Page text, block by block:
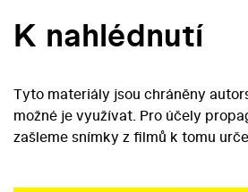
K nahlédnutí
Tyto materiály jsou chráněny
možné je využívat. Pro účely
zašleme snímky z filmů k tomu